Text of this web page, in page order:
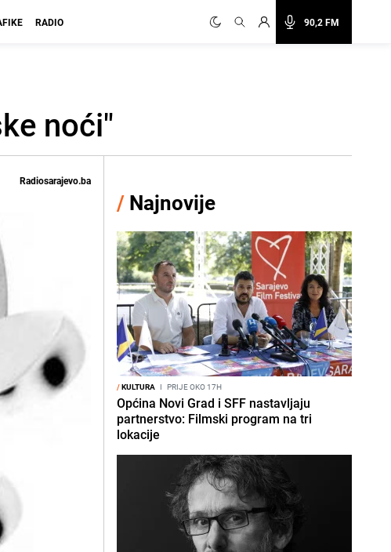
90,2 FM
RADIO
noći"
Radiosarajevo.ba
/ Najnovije
/KULTURA I PRIJE OKO 17H
Općina Novi Grad i SFF nastavljaju
partnerstvo: Filmski program na tri
lokacije